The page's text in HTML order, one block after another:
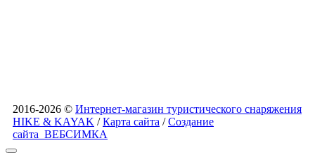
2016-2026 © Интернет-магазин туристического снаряжения
HIKE & KAYAK /Карта сайта /Создание
сайта ВЕБСИМКА